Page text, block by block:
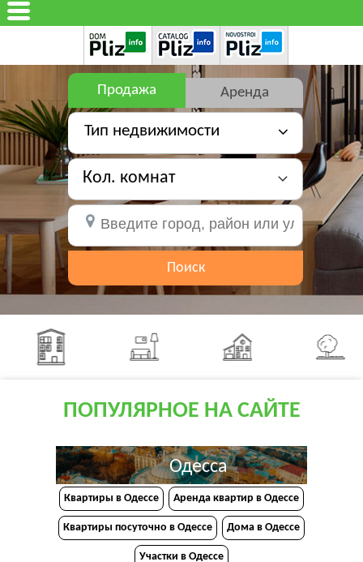
Продажа Аренда
Тип недвижимости
Кол. комнат
Поиск
ПОПУЛЯРНОЕ НА САЙТЕ
Одесса
Квартиры в Одессе Аренда квартир в Одессе
Квартиры посуточно в Одессе Дома в Одессе
Участки в Одессе